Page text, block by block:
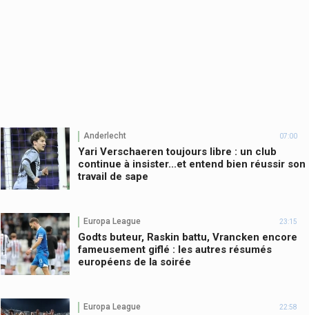
Anderlecht 07:00
Yari Verschaeren toujours libre : un club
continue à insister...et entend bien réussir son
travail de sape
Europa League 23:15
Godts buteur, Raskin battu, Vrancken encore
fameusement giflé : les autres résumés
européens de la soirée
Europa League 22:58